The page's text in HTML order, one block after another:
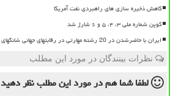
کاهش ذخیره سازی های راهبردی نفت آمریکا
کوپن شماره ملی ۳، ۴، ۵ و ۶ شارژ شد
ایران با حاضرشدن در 20 رشته مهارتی در رقابتهای جهانی شانگهای شرکت می کند
نظرات بینندگان در مورد این مطلب
لطفا شما همدر مورد این مطلبنظر دهید